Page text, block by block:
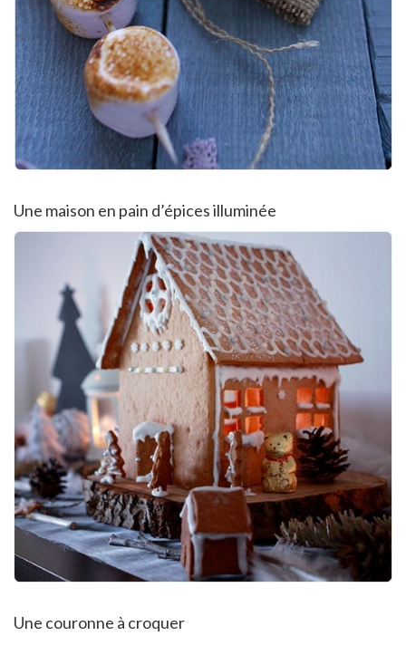
Une maison en pain d’épices illuminée
Une couronne à croquer